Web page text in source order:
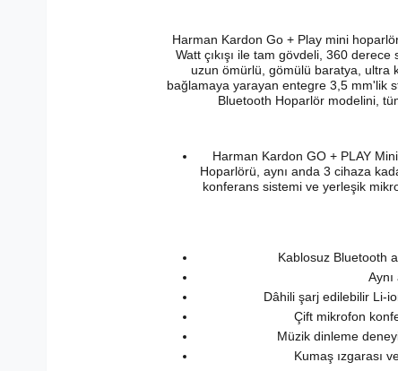
Harman Kardon Go + Play mini
Watt çıkışı ile tam gövdeli, 360
uzun ömürlü, gömülü baratya, ultra
bağlamaya yarayan entegre 3,5 mm'lik
Bluetooth Hoparlör modelini,
Harman Kardon GO + PLAY
Hoparlörü, aynı anda 3 cihaza
konferans sistemi ve yerleşik
Kablosuz Bluetooth
Dâhili şarj edilebilir Li-
Çift mikrofon
Müzik dinleme
Kumaş ızgarası